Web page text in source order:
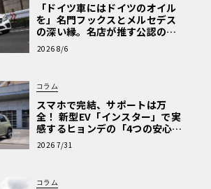
「ドイツ車にはドイツのオイル
を」名門フックスとメルセデス
の深い縁。名店が推す公認の安
心と、Cクラスで味わうシルキー
な走り〈PR〉
2026 8/6
コラム
スマホで完結、サポートは万
全！ 新型EV「インスター」で実
感するヒョンデの「4つの安心」
【第1回・ヒョンデ6つの疑問：
Why? Hyundai?】〈PR〉
2026 7/31
コラム